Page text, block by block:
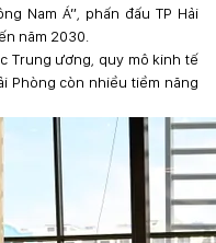
Nam Á”, phấn đấu TP Hải
năm 2030.
Trung ương, quy mô kinh tế
Phòng còn nhiều tiềm năng